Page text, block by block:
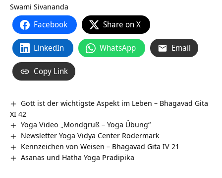
Swami Sivananda
Facebook Share on X
LinkedIn WhatsApp Email
Copy Link
Gott ist der wichtigste Aspekt im Leben – Bhagavad Gita
XI 42
Yoga Video „Mondgruß – Yoga Übung“
Newsletter Yoga Vidya Center Rödermark
Kennzeichen von Weisen – Bhagavad Gita IV 21
Asanas und Hatha Yoga Pradipika